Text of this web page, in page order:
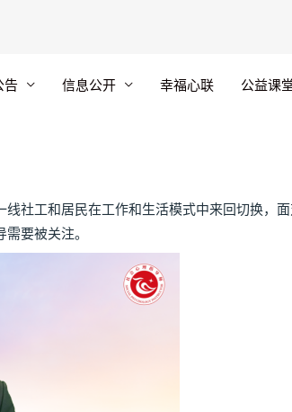
告 信息公开 幸福心联 公益课
社工和居民在工作和生活模式中来回切换，
要被关注。